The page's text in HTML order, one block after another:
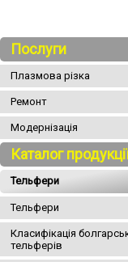
Послуги
Плазмова різка
Ремонт
Модернізація
Каталог
Тельфери
Тельфери
Класифікація
тельферів